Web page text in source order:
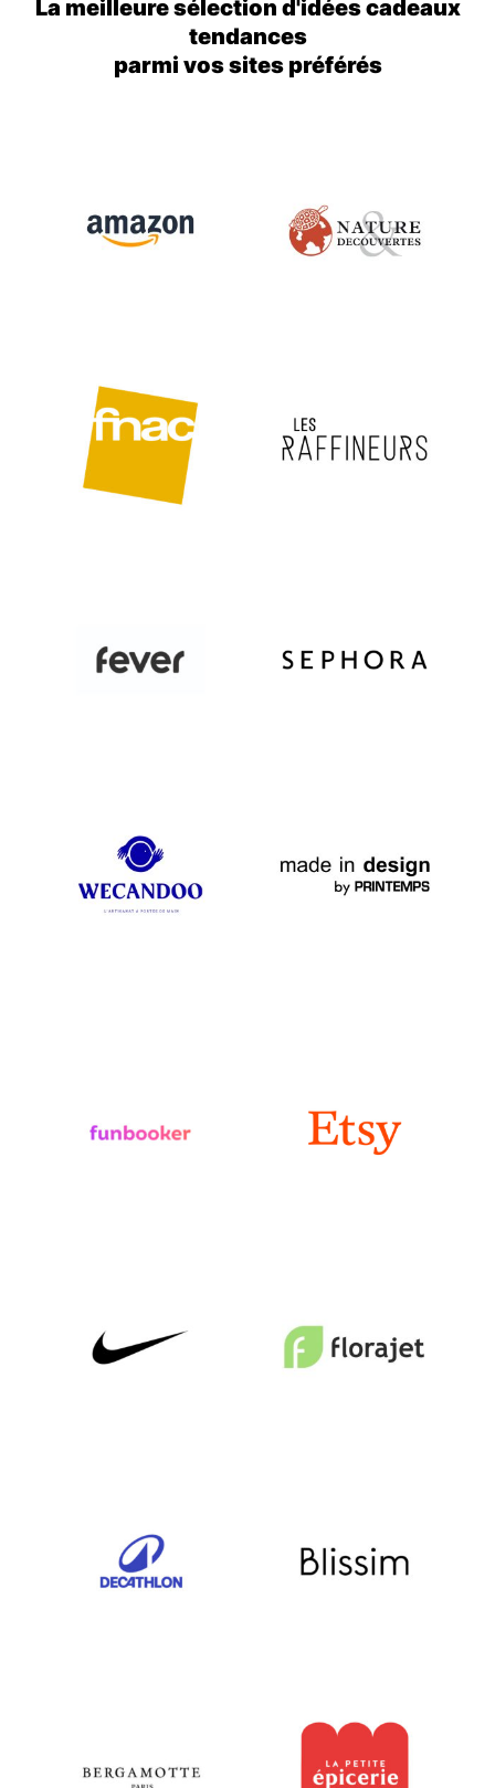
La meilleure sélection d'idées cadeaux
tendances
parmi vos sites préférés